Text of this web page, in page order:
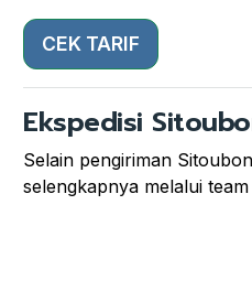
CEK TARIF
Ekspedisi
Selain pengiriman
selengkapnya melalui